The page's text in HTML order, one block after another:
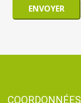
ENVOYER